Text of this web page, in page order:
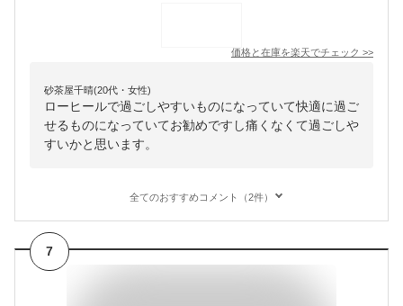
価格と在庫を楽天でチェック >>
砂茶屋千晴(20代・女性)
ローヒールで過ごしやすいものになっていて快適に過ご
せるものになっていてお勧めですし痛くなくて過ごしや
すいかと思います。
全てのおすすめコメント（2件）
7